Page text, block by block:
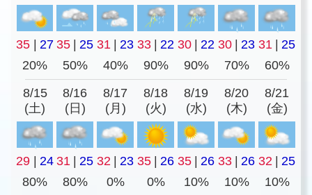
35 27 35 25 31 23 33 22 30 22 30 23 31
25
20%
50% 40% 90% 90% 70% 60%
8/15
(土)
8/16
(日)
8/17
(月)
8/18
(火)
8/19
(水)
8/20
(木)
8/21
(金)
29 24 31 25 32 23 35 26 35 26 33 26 32
25
80%
80% 0% 0% 10% 10%
10%